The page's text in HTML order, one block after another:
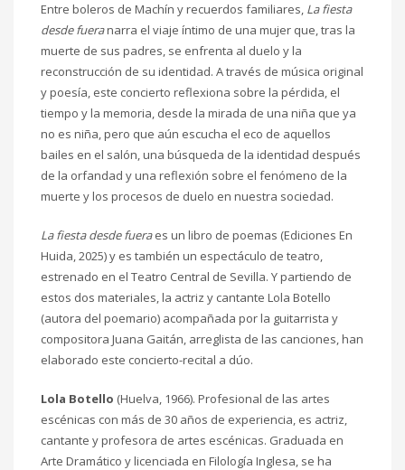
Entre boleros de Machín y recuerdos familiares, La fiesta
desde fueranarra el viaje íntimo de una mujer que, tras la
muerte de sus padres, se enfrenta al duelo y la
reconstrucción de su identidad. A través de música original
y poesía, este concierto reflexiona sobre la pérdida, el
tiempo y la memoria, desde la mirada de una niña que ya
no es niña, pero que aún escucha el eco de aquellos
bailes en el salón, una búsqueda de la identidad después
de la orfandad y una reflexión sobre el fenómeno de la
muerte y los procesos de duelo en nuestra sociedad.
La fiesta desde fueraes un libro de poemas (Ediciones En
Huida, 2025) y es también un espectáculo de teatro,
estrenado en el Teatro Central de Sevilla. Y partiendo de
estos dos materiales, la actriz y cantante Lola Botello
(autora del poemario) acompañada por la guitarrista y
compositora Juana Gaitán, arreglista de las canciones, han
elaborado este concierto-recital a dúo.
Lola Botello (Huelva, 1966). Profesional de las artes
escénicas con más de 30 años de experiencia, es actriz,
cantante y profesora de artes escénicas. Graduada en
Arte Dramático y licenciada en Filología Inglesa, se ha